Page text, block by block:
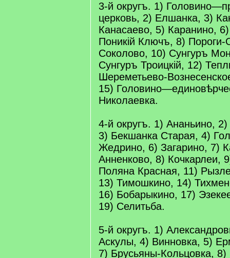
3-й округъ. 1)
церковь, 2) Елшанка, 3)
Канасаево, 5) Каранино,
Поникій Ключъ, 8) Пороги-
Соколово, 10) Сунгуръ
Сунгуръ Троицкій, 12)
Шереметьево-
15)
Николаевка.
4-й округъ. 1) Ананьино,
3) Бекшанка Старая, 4)
Жедрино, 6) Загарино, 7)
Анненково, 8) Кочкарлеи,
Поляна Красная, 11)
13) Тимошкино, 14)
16) Бобарыкино, 17)
19) Селитьба.
5-й округъ. 1)
Аскулы, 4) Винновка, 5)
7) Брусьяны-Кольцовка,